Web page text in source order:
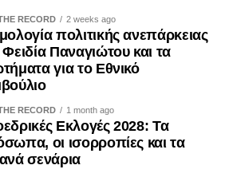
μαζί τους μόνο τις ψυχές
κρατήσουμε ζωντανή τη μνήμη
RECORD 2 weeks ago
πολιτικής ανεπάρκειας
Παναγιώτου και τα
για το Εθνικό
RECORD 1 month ago
Εκλογές 2028: Τα
οι ισορροπίες και τα
σενάρια